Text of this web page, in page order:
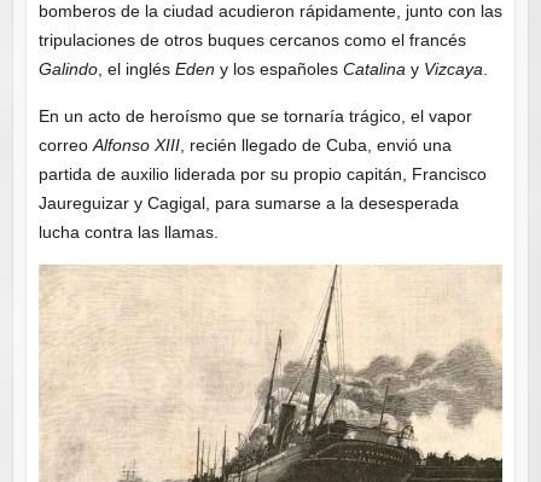
bomberos de la ciudad acudieron rápidamente, junto con las
tripulaciones de otros buques cercanos como el francés
Galindo, el inglés Eden y los españoles Catalina y Vizcaya
En un acto de heroísmo que se tornaría trágico, el vapor
correo Alfonso XIII, recién llegado de Cuba, envió una
partida de auxilio liderada por su propio capitán, Francisco
Jaureguizar y Cagigal, para sumarse a la desesperada
lucha contra las llamas.